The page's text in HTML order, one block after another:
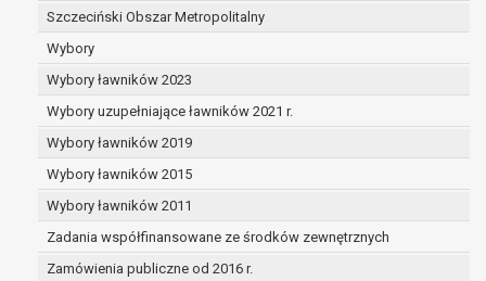
Szczeciński Obszar Metropolitalny
Wybory
Wybory ławników 2023
Wybory uzupełniające ławników 2021 r.
Wybory ławników 2019
Wybory ławników 2015
Wybory ławników 2011
Zadania współfinansowane ze środków zewnętrznych
Zamówienia publiczne od 2016 r.
osobowych, która jest podstawą
przetwarzania danych i nie ma innej
danych,
dane osobowe przetwarzane są
niezgodnie z prawem,
dane osobowe muszą być usunięte w
celu wywiązania się z obowiązku
prawo do żądania ograniczenia
przetwarzania danych osobowych na
podstawie art. 18 RODO, w przypadku gdy: